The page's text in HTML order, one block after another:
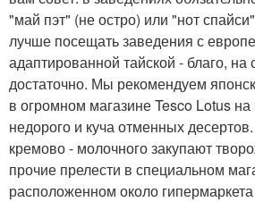
"май пэт" (не остро) или "нот
лучше посещать заведения с
адаптированной тайской - благо,
достаточно. Мы рекомендуем
в огромном магазине Tesco Lotus на
недорого и куча отменных
кремово - молочного закупают
прочие прелести в специальном
расположенном около